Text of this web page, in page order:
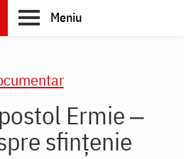
Meniu
Ermie ‒
sfințenie